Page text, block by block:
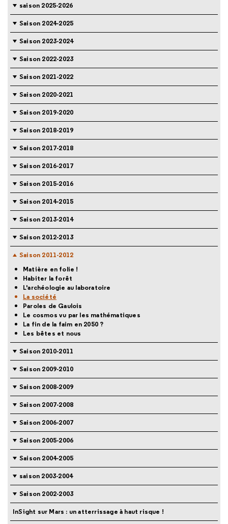
saison 2025-2026
Saison 2024-2025
Saison 2023-2024
Saison 2022-2023
Saison 2021-2022
Saison 2020-2021
Saison 2019-2020
Saison 2018-2019
Saison 2017-2018
Saison 2016-2017
Saison 2015-2016
Saison 2014-2015
Saison 2013-2014
Saison 2012-2013
Saison 2011-2012
Matière en folie !
Habiter la forêt
L'archéologie au laboratoire
La société
Paroles de Gaulois
Le cosmos vu par les mathématiques
La fin de la faim en 2050 ?
Les bêtes et nous
Saison 2010-2011
Saison 2009-2010
Saison 2008-2009
Saison 2007-2008
Saison 2006-2007
Saison 2005-2006
Saison 2004-2005
saison 2003-2004
Saison 2002-2003
InSight sur Mars : un atterrissage à haut risque !